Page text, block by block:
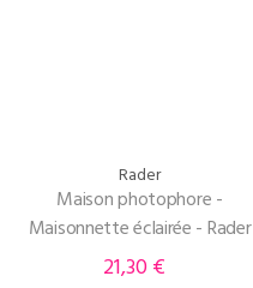
Rader
Maison photophore -
Maisonnette éclairée - Rader
Prix
21,30 €